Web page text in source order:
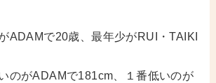
ADAMで20歳、最年少がRUI・TAIKI
のがADAMで181cm、１番低いのが